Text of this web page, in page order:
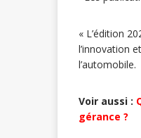
« L’édition
l’innovation
l’automobile.
Voir aussi :
gérance ?